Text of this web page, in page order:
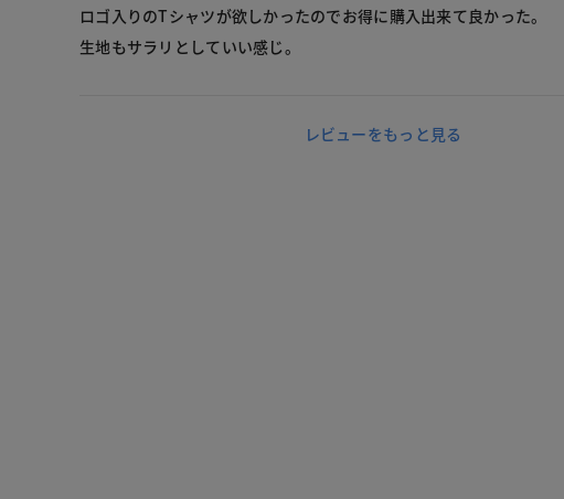
ロゴ入りのTシャツが欲しかったのでお得に購入出来て良かった。
生地もサラリとしていい感じ。
レビューをもっと見る